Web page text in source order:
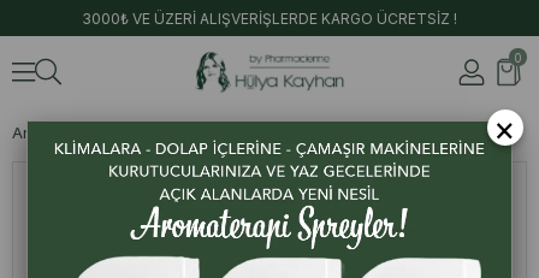
3000₺ VE ÜZERİ ALIŞVERİŞLERDE KARGO ÜCRETSİZ !
0
Anasayfa Üsküdar 10 ML
×